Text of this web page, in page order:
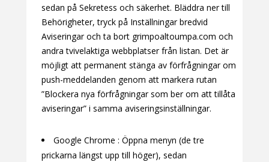
sedan på Sekretess och säkerhet. Bläddra ner till
Behörigheter, tryck på Inställningar bredvid
Aviseringar och ta bort grimpoaltoumpa.com och
andra tvivelaktiga webbplatser från listan. Det är
möjligt att permanent stänga av förfrågningar om
push-meddelanden genom att markera rutan
”Blockera nya förfrågningar som ber om att tillåta
aviseringar” i samma aviseringsinställningar.
Google Chrome : Öppna menyn (de tre
prickarna längst upp till höger), sedan